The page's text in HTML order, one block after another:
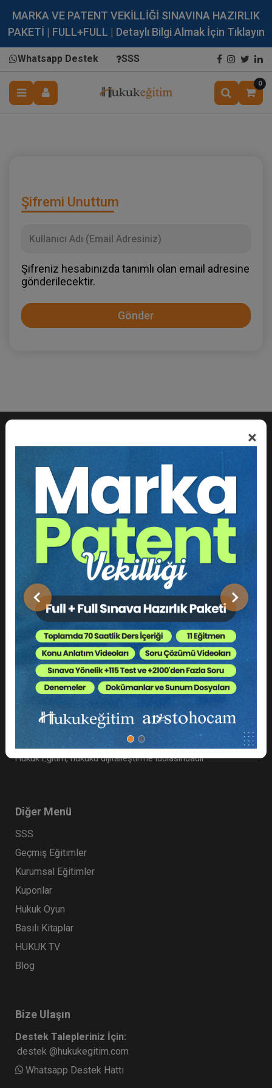
MARKA VE PATENT VEKİLLİĞİ SINAVINA HAZIRLIK
PAKETİ | FULL+FULL | Detaylı Bilgi Almak İçin Tıklayın
Whatsapp Destek SSS
0
×
Önceki Sonraki
Şifremi Unuttum
Şifreniz hesabınızda tanımlı olan email adresine
gönderilecektir.
Gönder
Adres: Cihannüma, Eski Yıldız Cd. No 6 D:8, Beşiktaş/
İstanbul
Meb Kurum Kodu: 99993431
hukukegitim.com bir Boğaziçi Akademi ve Enstitü
Danışmanlık paydaş kuruluşudur.
Hakkımızda
hukukegitim.com Aristo tarafından kurulmuş bir teknoloji
markası, hukuk camiasının yeni startup’ıdır.
Hukuk Eğitim, hukuku dijitalleştirme iddiasındadır.
Diğer Menü
SSS
Geçmiş Eğitimler
Kurumsal Eğitimler
Kuponlar
Hukuk Oyun
Basılı Kitaplar
HUKUK TV
Blog
Bize Ulaşın
Destek Talepleriniz İçin:
destek @hukukegitim.com
Whatsapp Destek Hattı